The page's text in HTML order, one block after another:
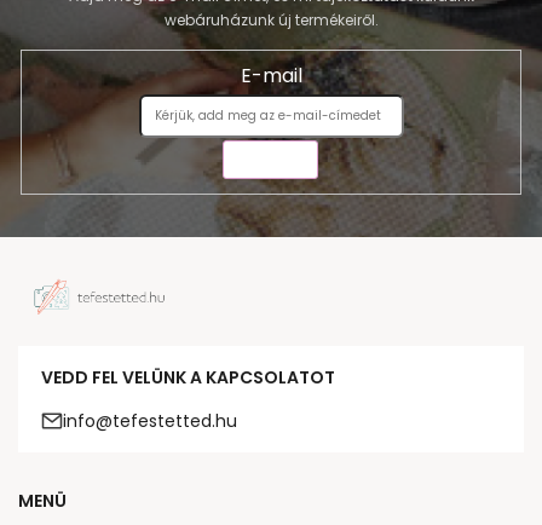
webáruházunk új termékeiről.
E-mail
VEDD FEL VELÜNK A KAPCSOLATOT
info@tefestetted.hu
MENÜ